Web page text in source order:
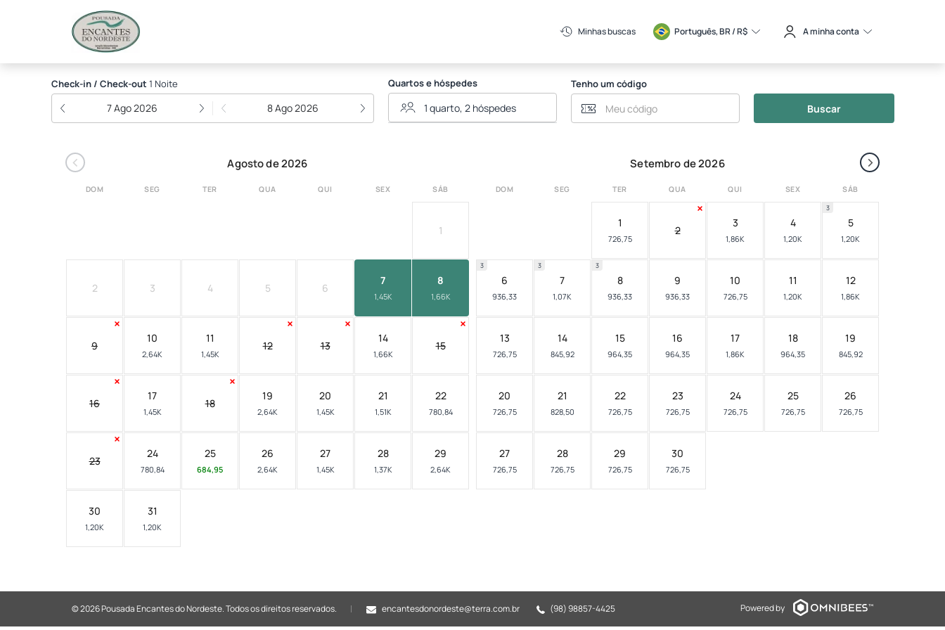
Pousada Encantes do Nordeste Minhas buscas Português, BR / R$ A minha conta
Check-in / Check-out 1 Noite
7 Ago 2026 8 Ago 2026
Quartos e hóspedes Tenho um código
Buscar
‹ ›
Agosto de 2026
DOM SEG TER QUA QUI SEX SÁB
1
2 3 4 5 6
7
1,45K
8
1,66K
9
10
2,64K
11
1,45K
12 13
14
1,66K
15
16
17
1,45K
18
19
2,64K
20
1,45K
21
1,51K
22
780,84
23
24
780,84
25
684,95
26
2,64K
27
1,45K
28
1,37K
29
2,64K
30
1,20K
31
1,20K
Setembro de 2026
DOM SEG TER QUA QUI SEX SÁB
1
726,75
2
3
1,86K
4
1,20K
5
1,20K
3
6
936,33
3
7
1,07K
3
8
936,33
3
9
936,33
10
726,75
11
1,20K
12
1,86K
13
726,75
14
845,92
15
964,35
16
964,35
17
1,86K
18
964,35
19
845,92
20
726,75
21
828,50
22
726,75
23
726,75
24
726,75
25
726,75
26
726,75
27
726,75
28
726,75
29
726,75
30
726,75
encantesdonordeste@terra.com.br (98) 98857-4425
© 2026 Pousada Encantes do Nordeste.Todos os direitos reservados. Powered by